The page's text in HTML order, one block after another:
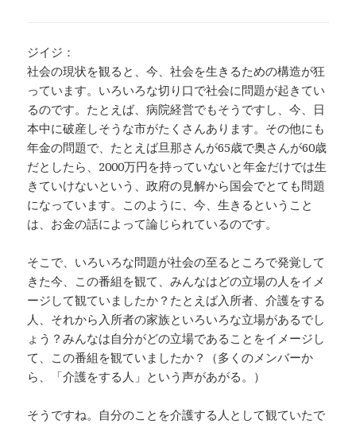
ジイジ：
社会の現状を観ると、今、社会を生きるための構造が狂
っています。いろいろな切り口で社会に問題が起きてい
るのです。たとえば、病院経営でもそうですし、今、日
本中に破産しそうな市がたくさんあります。その他にも
年金の問題で、たとえば旦那さんが65歳で奥さんが60歳
だとしたら、2000万円を持っていないと年金だけでは生
きていけないという、政府の見解から国会でとても問題
になっています。このように、今、生きるということ
は、お金の話によって論じられているのです。
そこで、いろいろな問題が社会の至るところで発覚して
きた今、この番組を観て、みんなはどの立場の人をイメ
ージして観ていましたか？たとえば入所者、介護をする
人、それから入所者の家族といろいろな立場があるでし
ょう？みんなは自分がどの立場であることをイメージし
て、この番組を観ていましたか？（多くのメンバーか
ら、「介護をする人」という声があがる。）
そうですね。自分のことを介護する人として観ていたで